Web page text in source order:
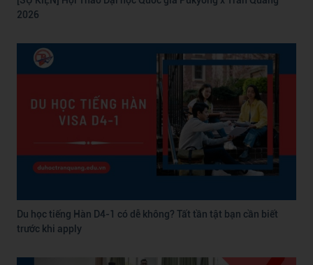
2026
Du học tiếng Hàn D4-1 có dễ không? Tất tần tật bạn cần biết
trước khi apply